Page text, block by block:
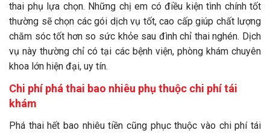
thai phụ lựa chọn. Những chị em có điều kiện tình chính tốt
thường sẽ chọn các gói dịch vụ tốt, cao cấp giúp chất lượng
chăm sóc tốt hơn so sức khỏe sau đình chỉ thai nghén. Dịch
vụ này thường chỉ có tại các bệnh viện, phòng khám chuyên
khoa lớn hiện đại, uy tín.
Chi phí phá thai bao nhiêu phụ thuộc chi phí tái
khám
Phá thai hết bao nhiêu tiền cũng phục thuộc vào chi phí tái